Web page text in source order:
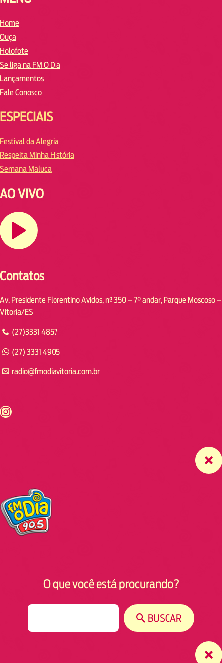
Home
Ouça
Holofote
Se liga na FM O Dia
Lançamentos
Fale Conosco
ESPECIAIS
Festival da Alegria
Respeita Minha História
Semana Maluca
AO VIVO
Contatos
Av. Presidente Florentino Avidos, nº 350 – 7° andar, Parque Moscoso –
Vitoria/ES
(27)3331 4857
(27) 3331 4905
radio@fmodiavitoria.com.br
https://www.instagram.com/fmodia.cabofrio/
O que você está procurando?
BUSCAR